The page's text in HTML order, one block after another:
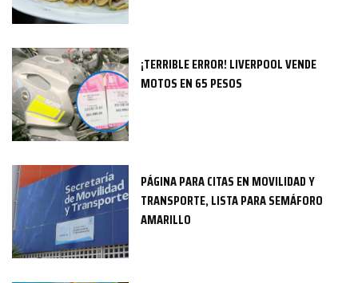
¡TERRIBLE ERROR! LIVERPOOL VENDE
MOTOS EN 65 PESOS
PÁGINA PARA CITAS EN MOVILIDAD Y
TRANSPORTE, LISTA PARA SEMÁFORO
AMARILLO